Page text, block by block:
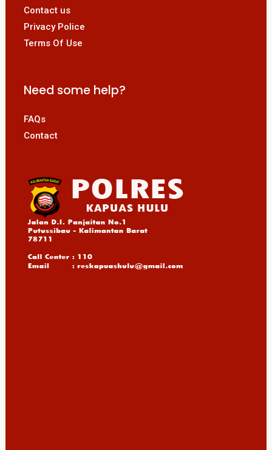
Contact us
Privacy Police
Terms Of Use
Need some help?
FAQs
Contact